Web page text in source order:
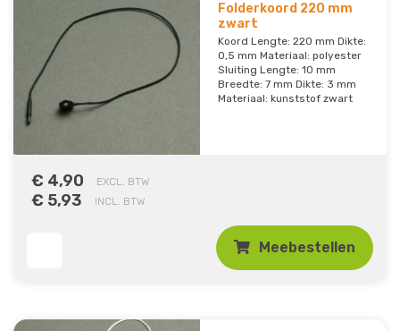
Folderkoord 220 mm
zwart
Koord Lengte: 220 mm Dikte:
0,5 mm Materiaal: polyester
Sluiting Lengte: 10 mm
Breedte: 7 mm Dikte: 3 mm
Materiaal: kunststof zwart
€ 4,90 EXCL. BTW
€ 5,93 INCL. BTW
Meebestellen